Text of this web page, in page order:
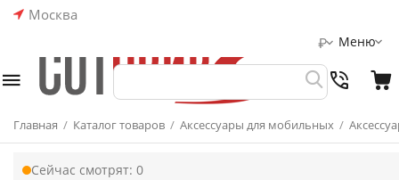
Москва
Меню
₽
Главная / Каталог товаров / Аксессуары для мобильных /
Сейчас смотрят: 0